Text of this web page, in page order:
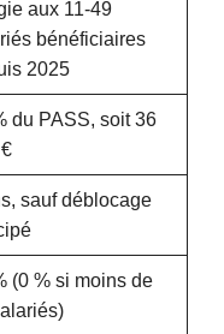
aux 11-49
bénéficiaires
2025
du PASS, soit 36
sauf déblocage
(0 % si moins de